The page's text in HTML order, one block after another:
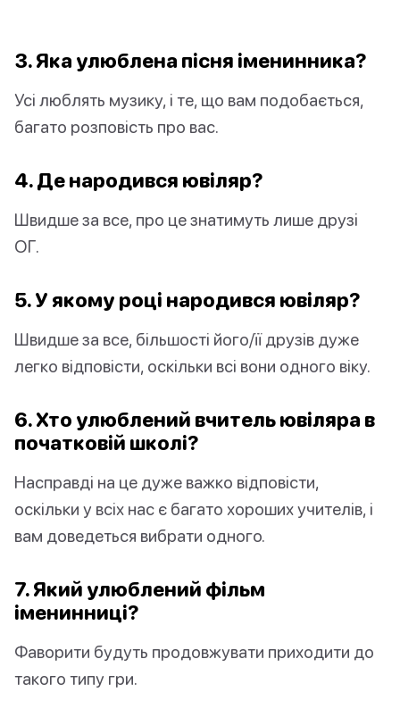
3. Яка улюблена пісня іменинника?
Усі люблять музику, і те, що вам подобається,
багато розповість про вас.
4. Де народився ювіляр?
Швидше за все, про це знатимуть лише друзі
ОГ.
5. У якому році народився ювіляр?
Швидше за все, більшості його/її друзів дуже
легко відповісти, оскільки всі вони одного віку.
6. Хто улюблений вчитель ювіляра в
початковій школі?
Насправді на це дуже важко відповісти,
оскільки у всіх нас є багато хороших учителів, і
вам доведеться вибрати одного.
7. Який улюблений фільм
іменинниці?
Фаворити будуть продовжувати приходити до
такого типу гри.